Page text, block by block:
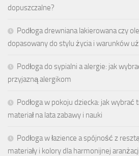
dopuszczalne?
Podłoga drewniana lakierowana czy
dopasowany do stylu życia i warunków
Podłoga do sypialni a alergie: jak
przyjazną alergikom
Podłoga w pokoju dziecka: jak wybrać
materiał na lata zabawy i nauki
Podłoga w łazience a spójność z
materiały i kolory dla harmonijnej aranżacji